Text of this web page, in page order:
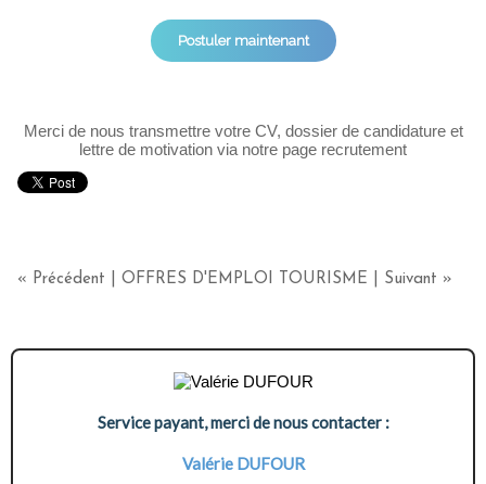
Postuler maintenant
Merci de nous transmettre votre CV, dossier de candidature et
lettre de motivation via notre page recrutement
« Précédent OFFRES D'EMPLOI TOURISME Suivant »
Service payant, merci de nous contacter :
Valérie DUFOUR